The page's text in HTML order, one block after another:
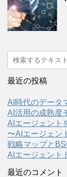
最近の投稿
AI時代のデータ
AI活用の成熟度
AIエージェント
〜AIエージェン
戦略マップと
AIエージェント
最近のコメント